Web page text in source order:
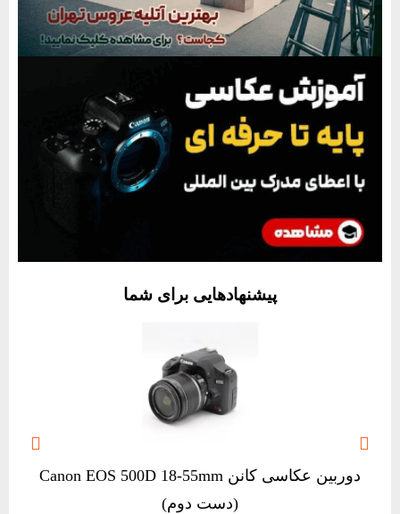
پیشنهادهایی برای شما
دوربین عکاسی کانن Canon EOS 500D 18-55mm
(دست دوم)
 